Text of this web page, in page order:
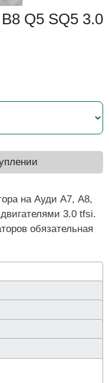
Q5 SQ5 3.0
на Ауди А7, А8,
3.0 tfsi.
обязательная